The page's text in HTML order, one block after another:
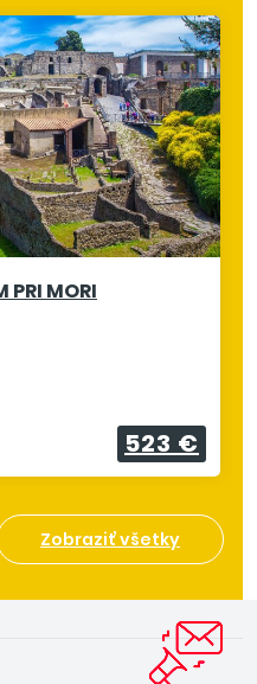
PRI MORI
523 €
Zobraziť všetky